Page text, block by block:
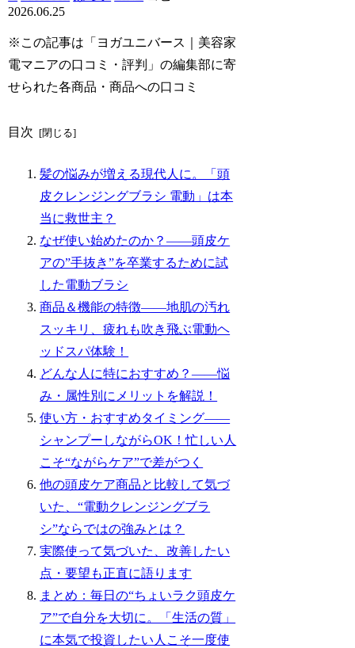
2026.06.25
※この記事は「ヨガユニバース｜美容家
電マニアの口コミ・評判」の編集部に寄
せられた各商品・商品への口コミ
目次
髪の悩みが増える現代人に。「頭
皮クレンジングブラシ 電動」は本
当に救世主？
なぜ使い始めたのか？——頭皮ケ
アの”手抜き”を卒業するために試
した電動ブラシ
商品＆機能の特徴——地肌の汚れ
スッキリ、疲れも吹き飛ぶ電動ヘ
ッドスパ体験！
どんな人に特におすすめ？——悩
み・属性別にメリットを解説！
使い方・おすすめタイミング——
シャンプーしながらOK！忙しい人
こそ“ながらケア”で差がつく
他の頭皮ケア商品と比較して気づ
いた、“電動クレンジングブラ
シ”ならではの強みとは？
実際使って気づいた、改善したい
点・要望も正直に語ります
まとめ：毎日の“ちょいラク頭皮ケ
ア”で自分を大切に。「生活の質」
に本気で投資したい人こそ一度使